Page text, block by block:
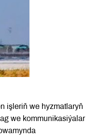
işleriň we hyzmatlaryň
we kommunikasiýalar